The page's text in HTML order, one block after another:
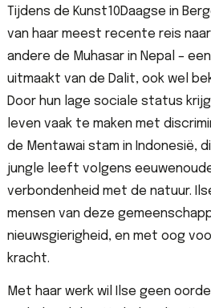
Tijdens de Kunst10Daagse in
van haar meest recente reis
andere de Muhasar in Nepal –
uitmaakt van de Dalit, ook wel
Door hun lage sociale status
leven vaak te maken met
de Mentawai stam in Indonesië,
jungle leeft volgens
verbondenheid met de natuur.
mensen van deze
nieuwsgierigheid, en met oog
kracht.
Met haar werk wil Ilse geen